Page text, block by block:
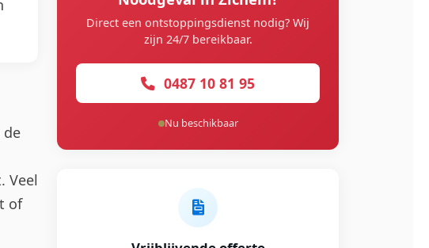
de
Veel
of
Direct een ontstoppingsdienst nodig? Wij
zijn 24/7 bereikbaar.
0487 10 81 95
Nu beschikbaar